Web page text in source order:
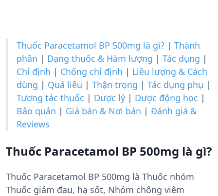
Thuốc Paracetamol BP 500mg là gì? | Thành
phần | Dạng thuốc & Hàm lượng | Tác dụng |
Chỉ định | Chống chỉ định | Liều lượng & Cách
dùng | Quá liều | Thận trọng | Tác dụng phụ |
Tương tác thuốc | Dược lý | Dược động học |
Bảo quản | Giá bán & Nơi bán | Đánh giá &
Reviews
Thuốc Paracetamol BP 500mg là gì?
Thuốc Paracetamol BP 500mg là Thuốc nhóm
Thuốc giảm đau, hạ sốt, Nhóm chống viêm